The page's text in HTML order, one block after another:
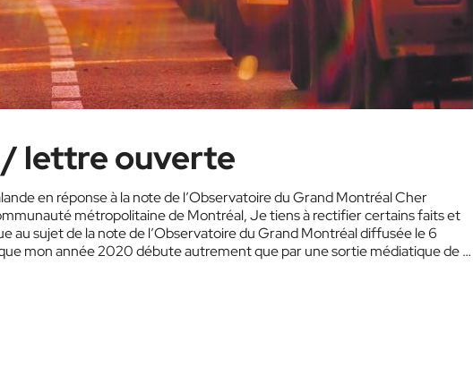
lettre ouverte
en réponse à la note de l’Observatoire du Grand Montréal Cher
métropolitaine de Montréal, Je tiens à rectifier certains faits et
au sujet de la note de l’Observatoire du Grand Montréal diffusée le 6
mon année 2020 débute autrement que par une sortie médiatique de la